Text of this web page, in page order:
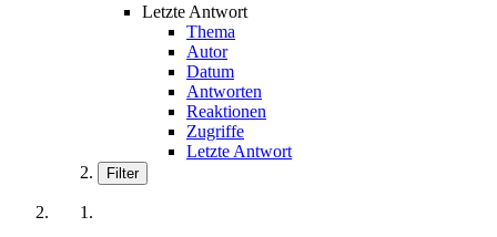
Letzte Antwort
Thema
Autor
Datum
Antworten
Reaktionen
Zugriffe
Letzte Antwort
Filter